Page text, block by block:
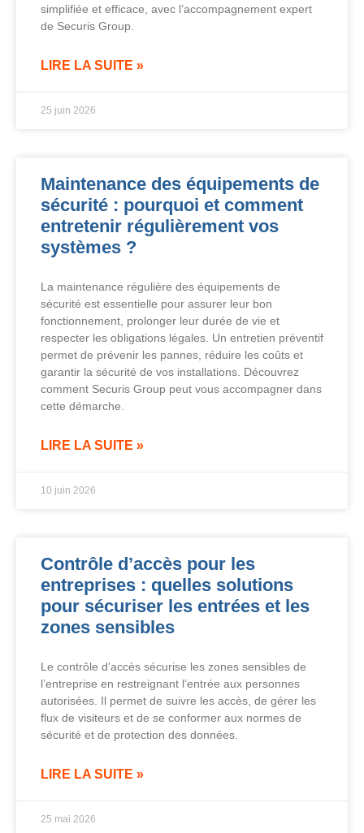
simplifiée et efficace, avec l’accompagnement expert
de Securis Group.
LIRE LA SUITE »
25 juin 2026
Maintenance des équipements de
sécurité : pourquoi et comment
entretenir régulièrement vos
systèmes ?
La maintenance régulière des équipements de
sécurité est essentielle pour assurer leur bon
fonctionnement, prolonger leur durée de vie et
respecter les obligations légales. Un entretien préventif
permet de prévenir les pannes, réduire les coûts et
garantir la sécurité de vos installations. Découvrez
comment Securis Group peut vous accompagner dans
cette démarche.
LIRE LA SUITE »
10 juin 2026
Contrôle d’accès pour les
entreprises : quelles solutions
pour sécuriser les entrées et les
zones sensibles
Le contrôle d’accès sécurise les zones sensibles de
l’entreprise en restreignant l’entrée aux personnes
autorisées. Il permet de suivre les accès, de gérer les
flux de visiteurs et de se conformer aux normes de
sécurité et de protection des données.
LIRE LA SUITE »
25 mai 2026